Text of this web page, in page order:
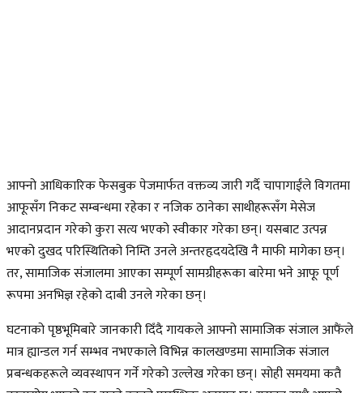
आफ्नो आधिकारिक फेसबुक पेजमार्फत वक्तव्य जारी गर्दै चापागाईंले विगतमा
आफूसँग निकट सम्बन्धमा रहेका र नजिक ठानेका साथीहरूसँग मेसेज
आदानप्रदान गरेको कुरा सत्य भएको स्वीकार गरेका छन्। यसबाट उत्पन्न
भएको दुखद परिस्थितिको निम्ति उनले अन्तरहृदयदेखि नै माफी मागेका छन्।
तर, सामाजिक संजालमा आएका सम्पूर्ण सामग्रीहरूका बारेमा भने आफू पूर्ण
रूपमा अनभिज्ञ रहेको दाबी उनले गरेका छन्।
घटनाको पृष्ठभूमिबारे जानकारी दिँदै गायकले आफ्नो सामाजिक संजाल आफैंले
मात्र ह्यान्डल गर्न सम्भव नभएकाले विभिन्न कालखण्डमा सामाजिक संजाल
प्रबन्धकहरूले व्यवस्थापन गर्ने गरेको उल्लेख गरेका छन्। सोही समयमा कतै